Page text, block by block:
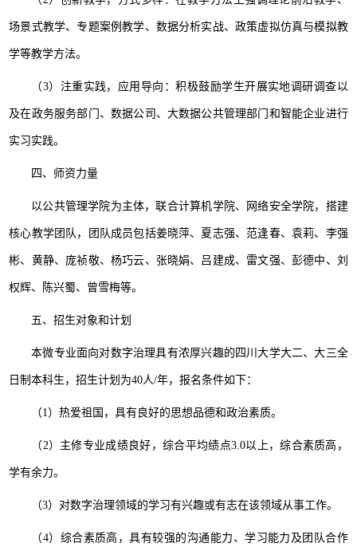
场景式教学、专题案例教学、数据分析实战、政策虚拟仿真与模拟教
学等教学方法。
（3）注重实践，应用导向：积极鼓励学生开展实地调研调查以
及在政务服务部门、数据公司、大数据公共管理部门和智能企业进行
实习实践。
四、师资力量
以公共管理学院为主体，联合计算机学院、网络安全学院，搭建
核心教学团队，团队成员包括姜晓萍、夏志强、范逢春、袁莉、李强
彬、黄静、庞祯敬、杨巧云、张晓娟、吕建成、雷文强、彭德中、刘
权辉、陈兴蜀、曾雪梅等。
五、招生对象和计划
本微专业面向对数字治理具有浓厚兴趣的四川大学大二、大三全
日制本科生，招生计划为40人/年，报名条件如下：
（1）热爱祖国，具有良好的思想品德和政治素质。
（2）主修专业成绩良好，综合平均绩点3.0以上，综合素质高，
学有余力。
（3）对数字治理领域的学习有兴趣或有志在该领域从事工作。
（4）综合素质高，具有较强的沟通能力、学习能力及团队合作